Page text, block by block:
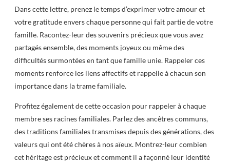
Dans cette lettre, prenez le temps d’exprimer votre amour et
votre gratitude envers chaque personne qui fait partie de votre
famille. Racontez-leur des souvenirs précieux que vous avez
partagés ensemble, des moments joyeux ou même des
difficultés surmontées en tant que famille unie. Rappeler ces
moments renforce les liens affectifs et rappelle à chacun son
importance dans la trame familiale.
Profitez également de cette occasion pour rappeler à chaque
membre ses racines familiales. Parlez des ancêtres communs,
des traditions familiales transmises depuis des générations, des
valeurs qui ont été chères à nos aïeux. Montrez-leur combien
cet héritage est précieux et comment il a façonné leur identité